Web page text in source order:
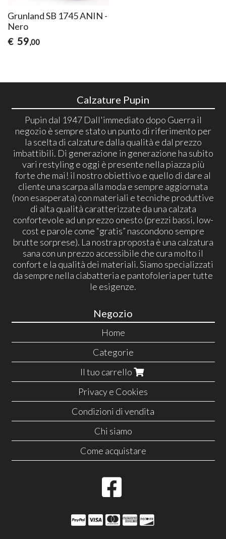
Grunland SB 1745 ANIN -
Nero
€ 59,00
Calzature Pupin
Pupin dal 1947 Dall'immediato dopo Guerra il
negozio è sempre stato un punto di riferimento per
la scelta di calzature dalla qualità e dal prezzo
imbattibili. Di generazione in generazione ha subito
vari restyling e oggi è presente nella piazza più
forte che mai! il nostro obiettivo e quello di dare al
cliente una scarpa alla moda e sempre aggiornata
(non esasperata) con materiali e tecniche produttive
di alta qualità caratterizzate da una calzata
confortevole ad un prezzo onesto (prezzi bassi, low-
cost e parole come “gratis” nascondono sempre
brutte sorprese). La nostra proposta è una calzatura
sana con un prezzo accessibile che cura molto il
confort e la qualità dei materiali. Siamo specializzati
da sempre nella ciabatteria e pantofoleria per tutte
le esigenze.
Negozio
Home
Categorie
Il tuo carrello
Privacy e Cookies
Condizioni di vendita
Chi siamo
Come acquistare